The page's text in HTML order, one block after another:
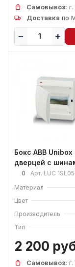
Самовывоз:
Доставка по
Бокс ABB
дверцей с
0 Арт. LUC
Материал
Цвет
Производитель
Тип
2 200
Самовывоз: